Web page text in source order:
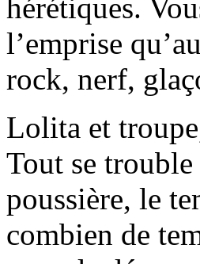
hérétiques.
l’emprise
rock, nerf,
Lolita et
Tout se
poussière, le
combien de